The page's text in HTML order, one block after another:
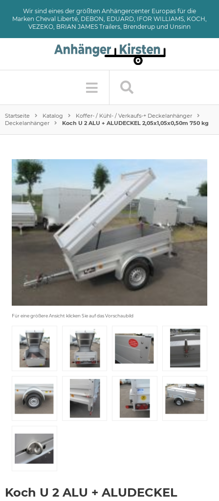
Wir sind eines der größten Anhängercenter Europas für die
Marken Cheval Liberté, DEBON, EDUARD, IFOR WILLIAMS, KOCH,
VEZEKO, BRIAN JAMES Trailers, Brenderup und Unsinn
Startseite Katalog
Koffer- / Kühl- / Verkaufs-+ Deckelanhänger
Deckelanhänger
Koch U 2 ALU + ALUDECKEL 2,05x1,05x0,50m 750 kg
Für eine größere Ansicht klicken Sie auf das Vorschaubild
Koch U 2 ALU + ALUDECKEL